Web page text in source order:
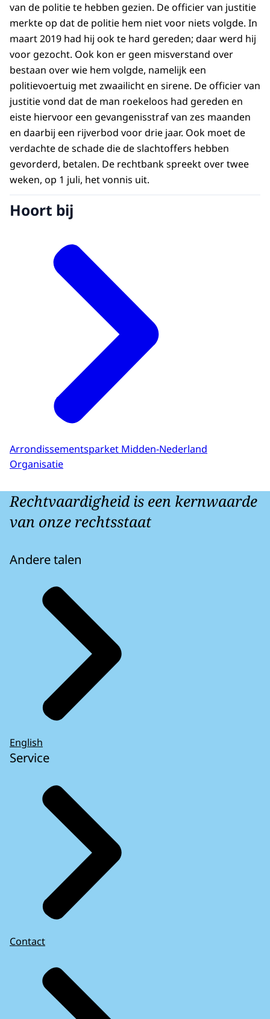
van de politie te hebben gezien. De officier van justitie
merkte op dat de politie hem niet voor niets volgde. In
maart 2019 had hij ook te hard gereden; daar werd hij
voor gezocht. Ook kon er geen misverstand over
bestaan over wie hem volgde, namelijk een
politievoertuig met zwaailicht en sirene. De officier van
justitie vond dat de man roekeloos had gereden en
eiste hiervoor een gevangenisstraf van zes maanden
en daarbij een rijverbod voor drie jaar. Ook moet de
verdachte de schade die de slachtoffers hebben
gevorderd, betalen. De rechtbank spreekt over twee
weken, op 1 juli, het vonnis uit.
Hoort bij
Arrondissementsparket Midden-Nederland
Organisatie
Rechtvaardigheid is een kernwaarde
van onze rechtsstaat
Andere talen
English
Service
Contact